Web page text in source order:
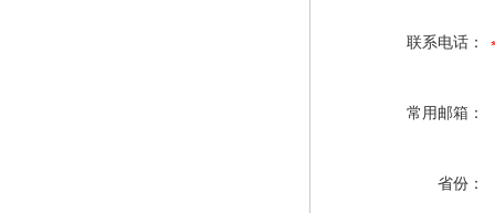
联系电话：
常用邮箱：
省份：